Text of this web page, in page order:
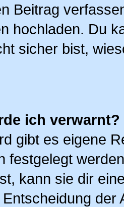
Beitrag
hochladen. Du
sicher bist,
ich verwarnt?
gibt es eigene
festgelegt
kann sie dir
der